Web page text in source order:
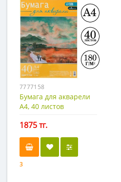
7777158
Бумага для акварели
А4, 40 листов
1875 тг.
3